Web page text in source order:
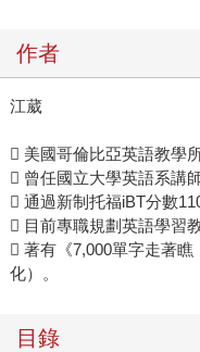
作者
江葳
 美國哥倫比亞英語教學所
 曾任國立大學英語系講
 通過新制托福iBT分數
 目前專職規劃英語學習
 著有《7,000單字走著
化）。
目錄